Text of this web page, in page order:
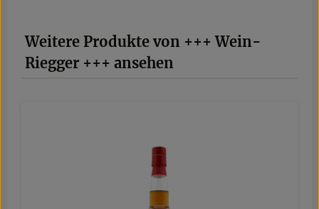
Produktgalerie überspringen
Weitere Produkte von +++ Wein-
Riegger +++ ansehen